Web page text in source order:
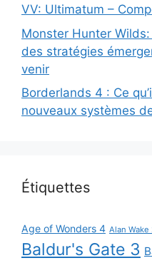
VV: Ultimatum –
Monster Hunter
des stratégies
venir
Borderlands 4 : Ce
nouveaux systèmes
Étiquettes
Age of Wonders 4 Alan Wake
Baldur's Gate 3